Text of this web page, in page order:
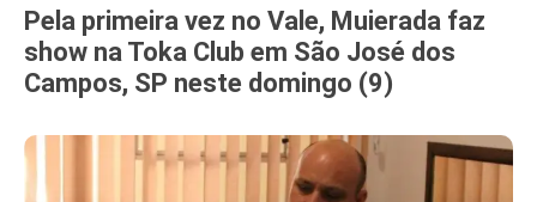
Pela primeira vez no Vale, Muierada faz
show na Toka Club em São José dos
Campos, SP neste domingo (9)